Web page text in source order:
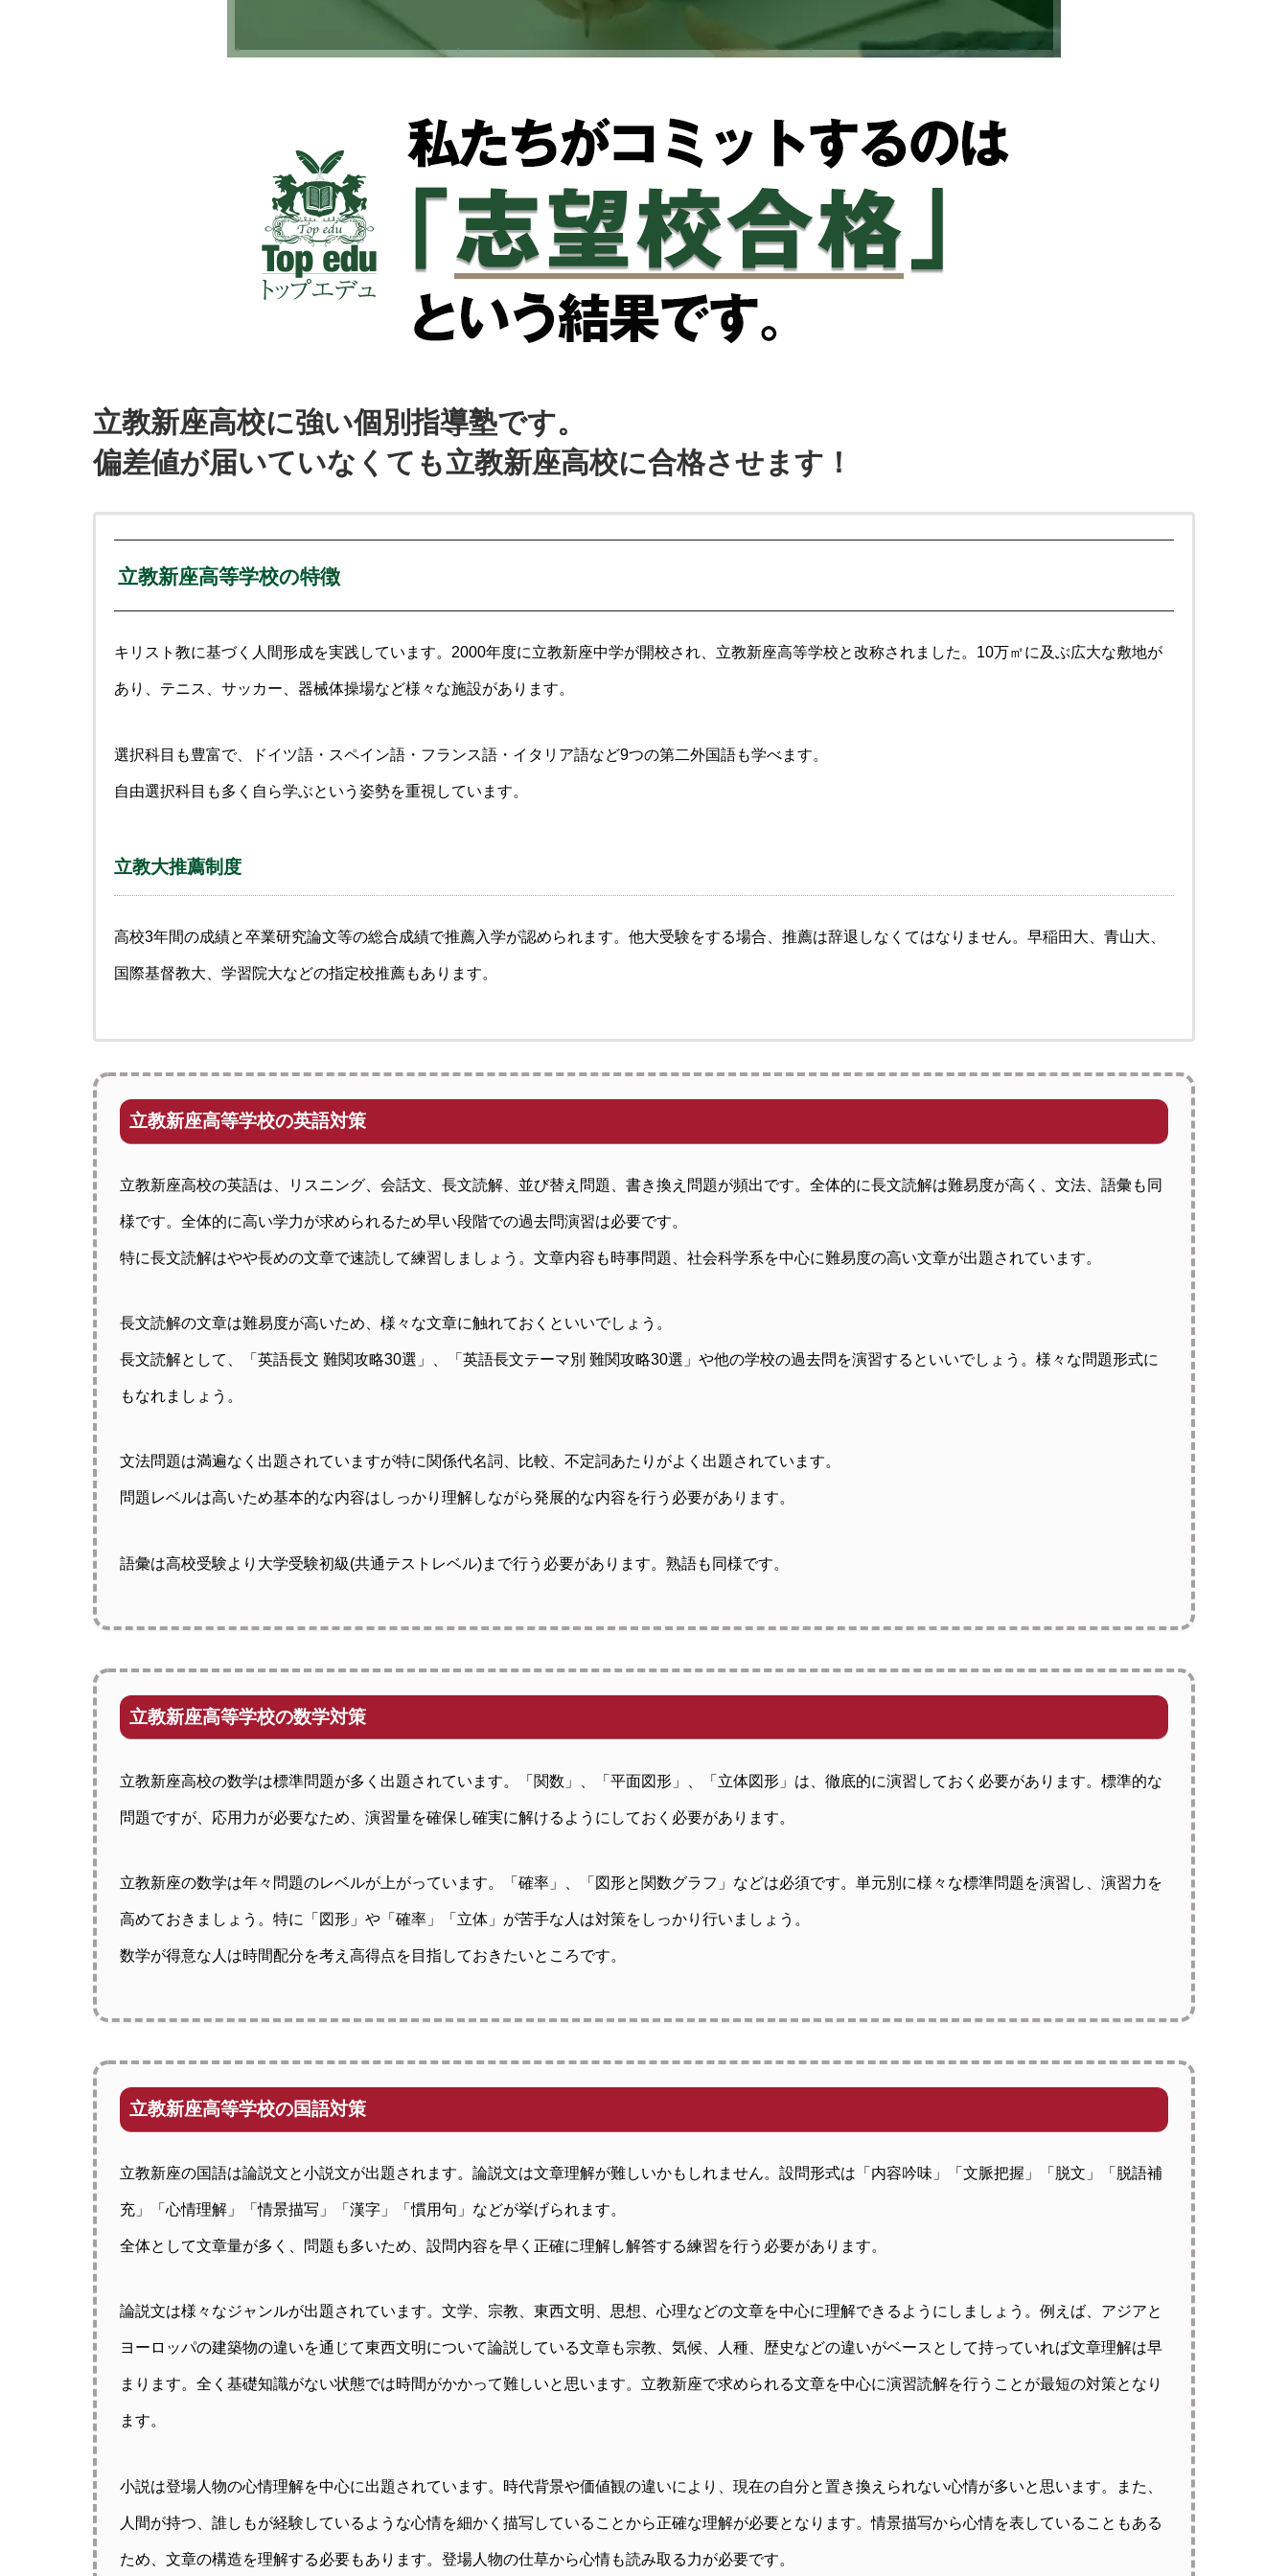
立教新座高校に強い個別指導塾です。
偏差値が届いていなくても立教新座高校に合格させます！
立教新座高等学校の特徴
キリスト教に基づく人間形成を実践しています。2000年度に立教新座中学が開校され、立教新座高等学校と改称されました。10万㎡に及ぶ広大な敷地が
あり、テニス、サッカー、器械体操場など様々な施設があります。
選択科目も豊富で、ドイツ語・スペイン語・フランス語・イタリア語など9つの第二外国語も学べます。
自由選択科目も多く自ら学ぶという姿勢を重視しています。
立教大推薦制度
高校3年間の成績と卒業研究論文等の総合成績で推薦入学が認められます。他大受験をする場合、推薦は辞退しなくてはなりません。早稲田大、青山大、
国際基督教大、学習院大などの指定校推薦もあります。
立教新座高等学校の英語対策
立教新座高校の英語は、リスニング、会話文、長文読解、並び替え問題、書き換え問題が頻出です。全体的に長文読解は難易度が高く、文法、語彙も同
様です。全体的に高い学力が求められるため早い段階での過去問演習は必要です。
特に長文読解はやや長めの文章で速読して練習しましょう。文章内容も時事問題、社会科学系を中心に難易度の高い文章が出題されています。
長文読解の文章は難易度が高いため、様々な文章に触れておくといいでしょう。
長文読解として、「英語長文 難関攻略30選」、「英語長文テーマ別 難関攻略30選」や他の学校の過去問を演習するといいでしょう。様々な問題形式に
もなれましょう。
文法問題は満遍なく出題されていますが特に関係代名詞、比較、不定詞あたりがよく出題されています。
問題レベルは高いため基本的な内容はしっかり理解しながら発展的な内容を行う必要があります。
語彙は高校受験より大学受験初級(共通テストレベル)まで行う必要があります。熟語も同様です。
立教新座高等学校の数学対策
立教新座高校の数学は標準問題が多く出題されています。「関数」、「平面図形」、「立体図形」は、徹底的に演習しておく必要があります。標準的な
問題ですが、応用力が必要なため、演習量を確保し確実に解けるようにしておく必要があります。
立教新座の数学は年々問題のレベルが上がっています。「確率」、「図形と関数グラフ」などは必須です。単元別に様々な標準問題を演習し、演習力を
高めておきましょう。特に「図形」や「確率」「立体」が苦手な人は対策をしっかり行いましょう。
数学が得意な人は時間配分を考え高得点を目指しておきたいところです。
立教新座高等学校の国語対策
立教新座の国語は論説文と小説文が出題されます。論説文は文章理解が難しいかもしれません。設問形式は「内容吟味」「文脈把握」「脱文」「脱語補
充」「心情理解」「情景描写」「漢字」「慣用句」などが挙げられます。
全体として文章量が多く、問題も多いため、設問内容を早く正確に理解し解答する練習を行う必要があります。
論説文は様々なジャンルが出題されています。文学、宗教、東西文明、思想、心理などの文章を中心に理解できるようにしましょう。例えば、アジアと
ヨーロッパの建築物の違いを通じて東西文明について論説している文章も宗教、気候、人種、歴史などの違いがベースとして持っていれば文章理解は早
まります。全く基礎知識がない状態では時間がかかって難しいと思います。立教新座で求められる文章を中心に演習読解を行うことが最短の対策となり
ます。
小説は登場人物の心情理解を中心に出題されています。時代背景や価値観の違いにより、現在の自分と置き換えられない心情が多いと思います。また、
人間が持つ、誰しもが経験しているような心情を細かく描写していることから正確な理解が必要となります。情景描写から心情を表していることもある
ため、文章の構造を理解する必要もあります。登場人物の仕草から心情も読み取る力が必要です。